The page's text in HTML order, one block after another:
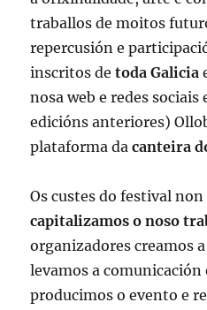
traballos de moitos
repercusión e
inscritos detoda Galicia
nosa web e redes sociais
edicións anteriores)
plataforma dacanteira
Os custes do festival
capitalizamos o noso
organizadores creamos
levamos a comunicación
producimos o evento e